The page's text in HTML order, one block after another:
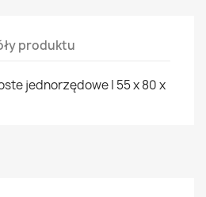
produktu
jednorzędowe | 55 x 80 x